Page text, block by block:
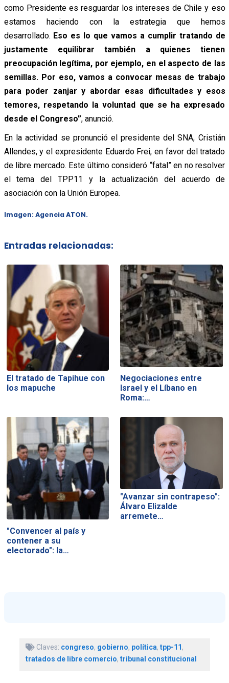
como Presidente es resguardar los intereses de Chile y eso
estamos haciendo con la estrategia que hemos
desarrollado. Eso es lo que vamos a cumplir tratando de
justamente equilibrar también a quienes tienen
preocupación legítima, por ejemplo, en el aspecto de las
semillas. Por eso, vamos a convocar mesas de trabajo
para poder zanjar y abordar esas dificultades y esos
temores, respetando la voluntad que se ha expresado
desde el Congreso”, anunció.
En la actividad se pronunció el presidente del SNA, Cristián
Allendes, y el expresidente Eduardo Frei, en favor del tratado
de libre mercado. Este último consideró “fatal” en no resolver
el tema del TPP11 y la actualización del acuerdo de
asociación con la Unión Europea.
Imagen: Agencia ATON.
Entradas relacionadas:
El tratado de Tapihue con
los mapuche
Negociaciones entre
Israel y el Líbano en
Roma:…
"Convencer al país y
contener a su
electorado": la…
"Avanzar sin contrapeso":
Álvaro Elizalde
arremete…
Claves: congreso, gobierno, política, tpp-11 ,
tratados de libre comercio, tribunal constitucional